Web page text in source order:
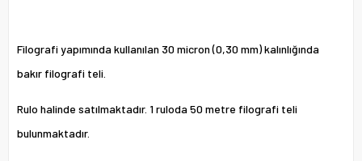
Filografi yapımında kullanılan 30 micron (0,30 mm) kalınlığında
bakır filografi teli.
Rulo halinde satılmaktadır. 1 ruloda 50 metre filografi teli
bulunmaktadır.